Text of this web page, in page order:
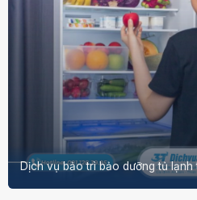
Dịch vụ bảo trì bảo dưỡng tủ lạnh